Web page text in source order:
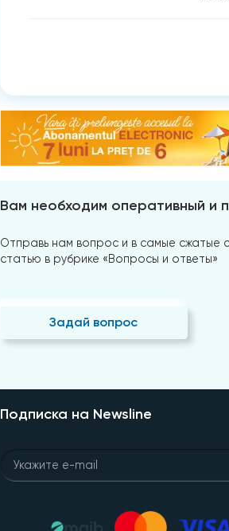
Вам необходим оперативный и
Отправь нам вопрос и в самые сжатые
статью в рубрике «Вопросы и ответы»
Задай вопрос
Подписка на Newsline